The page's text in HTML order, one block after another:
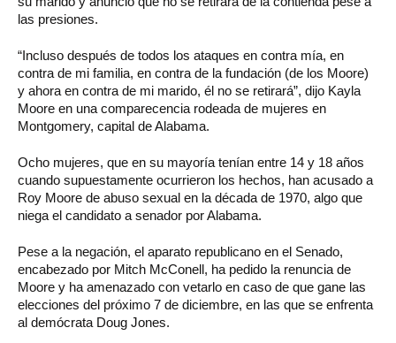
las presiones.
“Incluso después de todos los ataques en contra mía, en
contra de mi familia, en contra de la fundación (de los Moore)
y ahora en contra de mi marido, él no se retirará”, dijo Kayla
Moore en una comparecencia rodeada de mujeres en
Montgomery, capital de Alabama.
Ocho mujeres, que en su mayoría tenían entre 14 y 18 años
cuando supuestamente ocurrieron los hechos, han acusado a
Roy Moore de abuso sexual en la década de 1970, algo que
niega el candidato a senador por Alabama.
Pese a la negación, el aparato republicano en el Senado,
encabezado por Mitch McConell, ha pedido la renuncia de
Moore y ha amenazado con vetarlo en caso de que gane las
elecciones del próximo 7 de diciembre, en las que se enfrenta
al demócrata Doug Jones.